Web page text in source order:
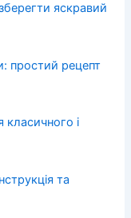
яскравий
простий рецепт
класичного і
та